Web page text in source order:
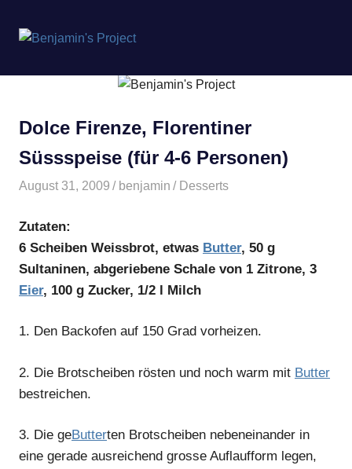
springen
Project
Dolce Firenze, Florentiner
Süssspeise (für 4-6 Personen)
August 31, 2009 benjamin Desserts
Zutaten:
6 Scheiben Weissbrot, etwas Butter, 50 g
Sultaninen, abgeriebene Schale von 1 Zitrone, 3
Eier, 100 g Zucker, 1/2 l Milch
1. Den Backofen auf 150 Grad vorheizen.
2. Die Brotscheiben rösten und noch warm mit Butter
bestreichen.
3. Die geButterten Brotscheiben nebeneinander in
eine gerade ausreichend grosse Auflaufform legen,